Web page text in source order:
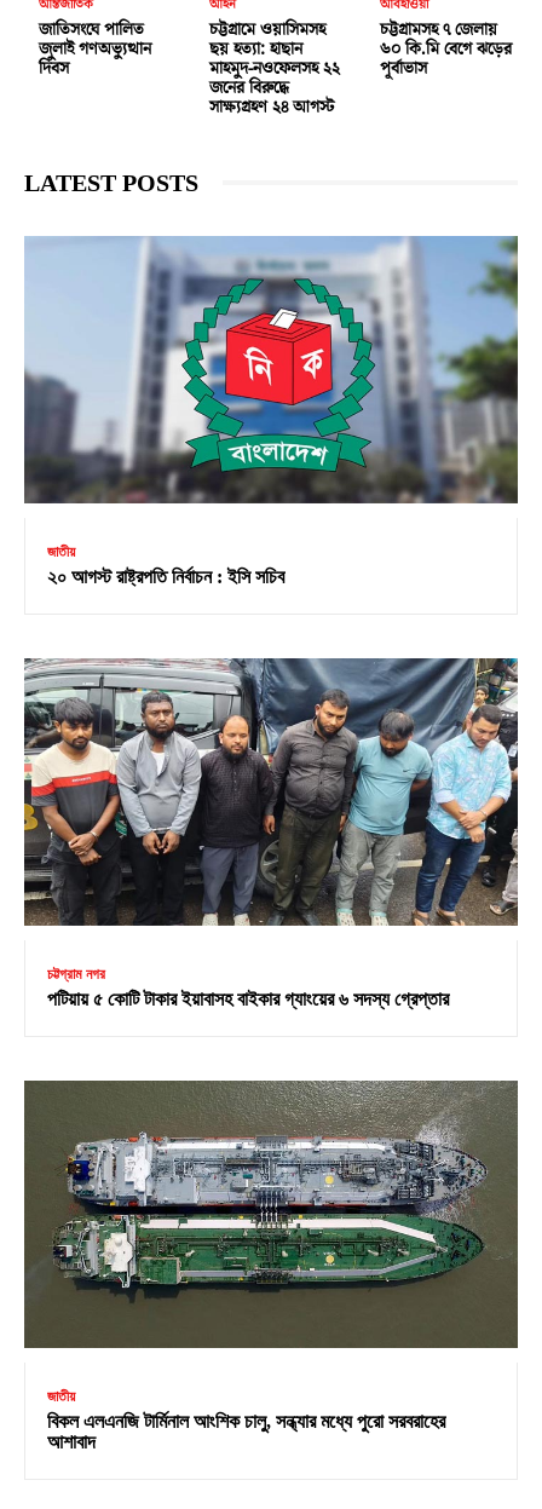
আন্তর্জাতিক
জাতিসংঘে পালিত
জুলাই গণঅভ্যুত্থান
দিবস
আইন
চট্টগ্রামে ওয়াসিমসহ
ছয় হত্যা: হাছান
মাহমুদ-নওফেলসহ ২২
জনের বিরুদ্ধে
সাক্ষ্যগ্রহণ ২৪ আগস্ট
আবহাওয়া
চট্টগ্রামসহ ৭ জেলায়
৬০ কি.মি বেগে ঝড়ের
পূর্বাভাস
LATEST POSTS
জাতীয়
২০ আগস্ট রাষ্ট্রপতি নির্বাচন : ইসি সচিব
চট্টগ্রাম নগর
পটিয়ায় ৫ কোটি টাকার ইয়াবাসহ বাইকার গ্যাংয়ের ৬ সদস্য গ্রেপ্তার
জাতীয়
বিকল এলএনজি টার্মিনাল আংশিক চালু, সন্ধ্যার মধ্যে পুরো সরবরাহের
আশাবাদ